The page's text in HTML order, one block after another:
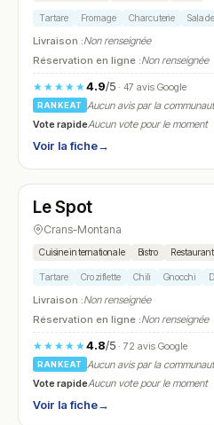
Tartare Fromage Charcuterie Salade
Livraison :Non renseignée
Réservation en ligne :Non renseignée
★★★★★4.9/5· 47 avis Google
RANKEAT
Aucun avis par la
Vote rapideAucun vote pour le moment
Voir la fiche→
N° 5
Le Spot
Crans-Montana
Cuisine internationale Bistro Restaurant
Tartare Croziflette Chili Gnocchi
Livraison :Non renseignée
Réservation en ligne :Non renseignée
★★★★★4.8/5· 72 avis Google
RANKEAT
Aucun avis par la
Vote rapideAucun vote pour le moment
Voir la fiche→